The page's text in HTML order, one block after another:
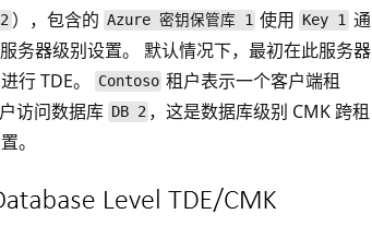
），包含的 Azure 密钥保管库 1 使用 Key 1通
务器级别设置。 默认情况下，最初在此服务器
行 TDE。
Contoso 租户表示一个客户端租
访问数据库 DB 2 ，这是数据库级别 CMK 跨租
。